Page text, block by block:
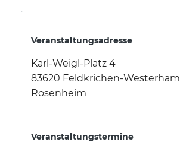
Veranstaltungsadresse
Karl-Weigl-Platz 4
83620 Feldkrichen-Westerham
Rosenheim
Veranstaltungstermine